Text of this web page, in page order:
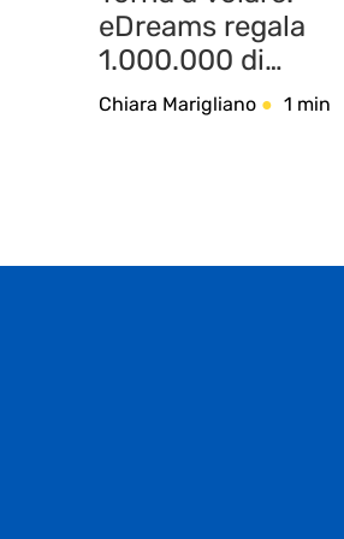
eDreams regala
1.000.000 di
abbonamenti Prime
per 15 giorni
Chiara Marigliano 1 min